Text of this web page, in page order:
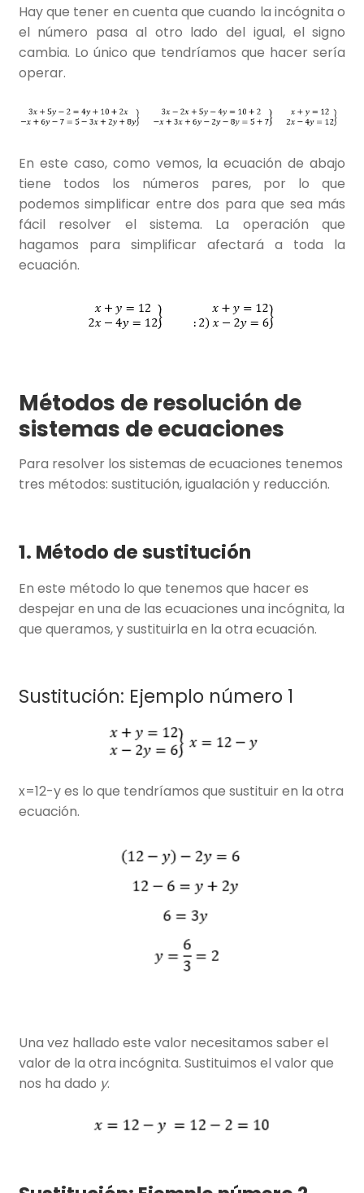
Hay que tener en cuenta que cuando la incógnita o
el número pasa al otro lado del igual, el signo
cambia. Lo único que tendríamos que hacer sería
operar.
En este caso, como vemos, la ecuación de abajo
tiene todos los números pares, por lo que
podemos simplificar entre dos para que sea más
fácil resolver el sistema. La operación que
hagamos para simplificar afectará a toda la
ecuación.
Métodos de resolución de
sistemas de ecuaciones
Para resolver los sistemas de ecuaciones tenemos
tres métodos: sustitución, igualación y reducción.
1. Método de sustitución
En este método lo que tenemos que hacer es
despejar en una de las ecuaciones una incógnita, la
que queramos, y sustituirla en la otra ecuación.
Sustitución: Ejemplo número 1
x=12-y es lo que tendríamos que sustituir en la otra
ecuación.
Una vez hallado este valor necesitamos saber el
valor de la otra incógnita. Sustituimos el valor que
nos ha dado y.